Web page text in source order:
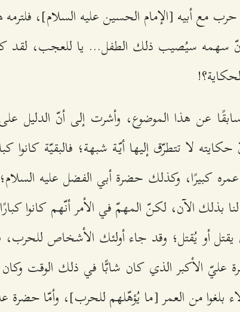
مع أبيه [الإمام الحسين عليه السلام]،
سهمه سيُصيب ذلك الطفل... يا للعجب، لقد
عن هذا الموضوع، وأشرت إلى أنّ الدليل
لا تتطرّق إليها أيّة شبهة؛ فالبقيّة كانوا
كبيرًا، وكذلك حضرة أبي الفضل عليه
بذلك الآن، لكنّ المهمّ في الأمر أنّهم كانوا
أو يُقتل؛ وقد جاء أولئك الأشخاص للحرب،
عليّ الأكبر الذي كان شابًّا في ذلك الوقت
من العمر [ما يُؤهّلهم للحرب]، وأمّا حضرة